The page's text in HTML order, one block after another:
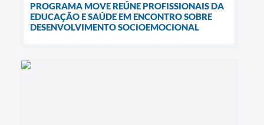
PROGRAMA MOVE REÚNE PROFISSIONAIS DA
EDUCAÇÃO E SAÚDE EM ENCONTRO SOBRE
DESENVOLVIMENTO SOCIOEMOCIONAL